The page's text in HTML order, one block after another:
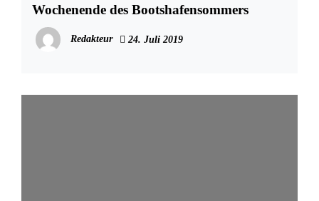
Wochenende des Bootshafensommers
Redakteur 24. Juli 2019